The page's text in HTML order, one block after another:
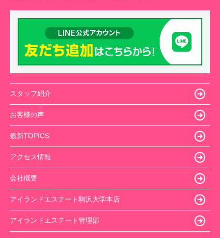
スタッフ紹介
お客様の声
最新TOPICS
アクセス情報
会社概要
アイランドエステート駒沢大学本店
アイランドエステート管理部